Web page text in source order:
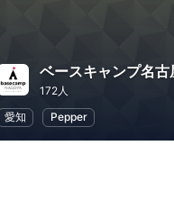
Web
ベースキャンプ名古
172人
愛知
Pepper